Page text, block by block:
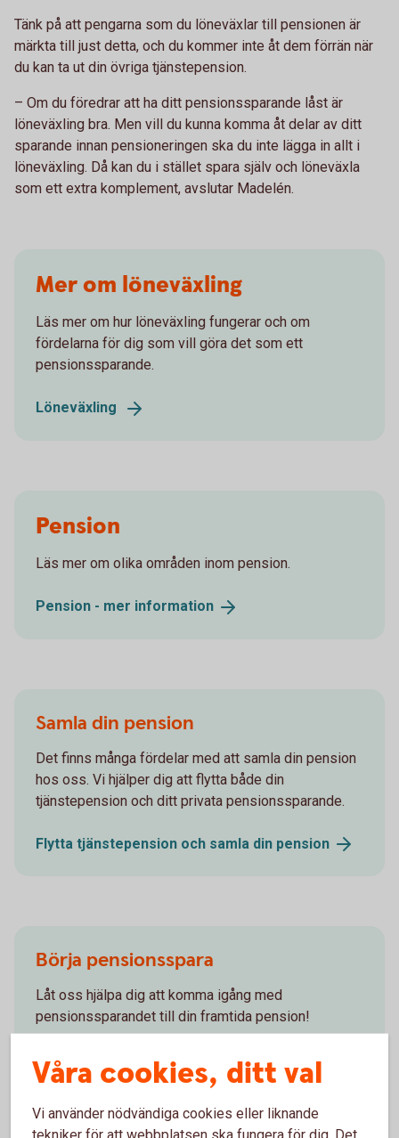
Tänk på att pengarna som du löneväxlar till pensionen är
märkta till just detta, och du kommer inte åt dem förrän när
du kan ta ut din övriga tjänstepension.
– Om du föredrar att ha ditt pensionssparande låst är
löneväxling bra. Men vill du kunna komma åt delar av ditt
sparande innan pensioneringen ska du inte lägga in allt i
löneväxling. Då kan du i stället spara själv och löneväxla
som ett extra komplement, avslutar Madelén.
Mer om löneväxling
Läs mer om hur löneväxling fungerar och om
fördelarna för dig som vill göra det som ett
pensionssparande.
Löneväxling
Pension
Läs mer om olika områden inom pension.
Pension - mer information
Samla din pension
Det finns många fördelar med att samla din pension
hos oss. Vi hjälper dig att flytta både din
tjänstepension och ditt privata pensionssparande.
Flytta tjänstepension och samla din pension
Börja pensionsspara
Låt oss hjälpa dig att komma igång med
pensionssparandet till din framtida pension!
Pensionsspara - räkna ut din pension
Våra cookies, ditt val
Vi använder nödvändiga cookies eller liknande
tekniker för att webbplatsen ska fungera för dig. Det